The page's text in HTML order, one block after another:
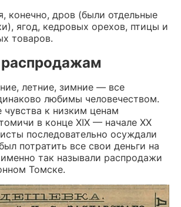
конечно, дров (были отдельные
ягод, кедровых орехов, птицы и
товаров.
летние, зимние — все
любимы человечеством.
к низким ценам
в конце XIX — начале XX
последовательно осуждали
потратить все свои деньги на
так называли распродажи
Томске.